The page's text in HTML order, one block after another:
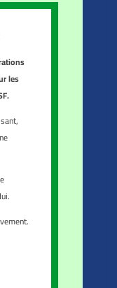
les